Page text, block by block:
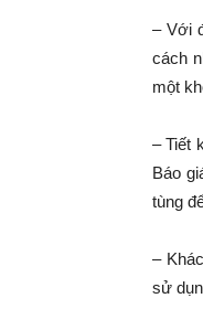
– Với
cách
một
– Tiết
Báo
tùng
–
sử